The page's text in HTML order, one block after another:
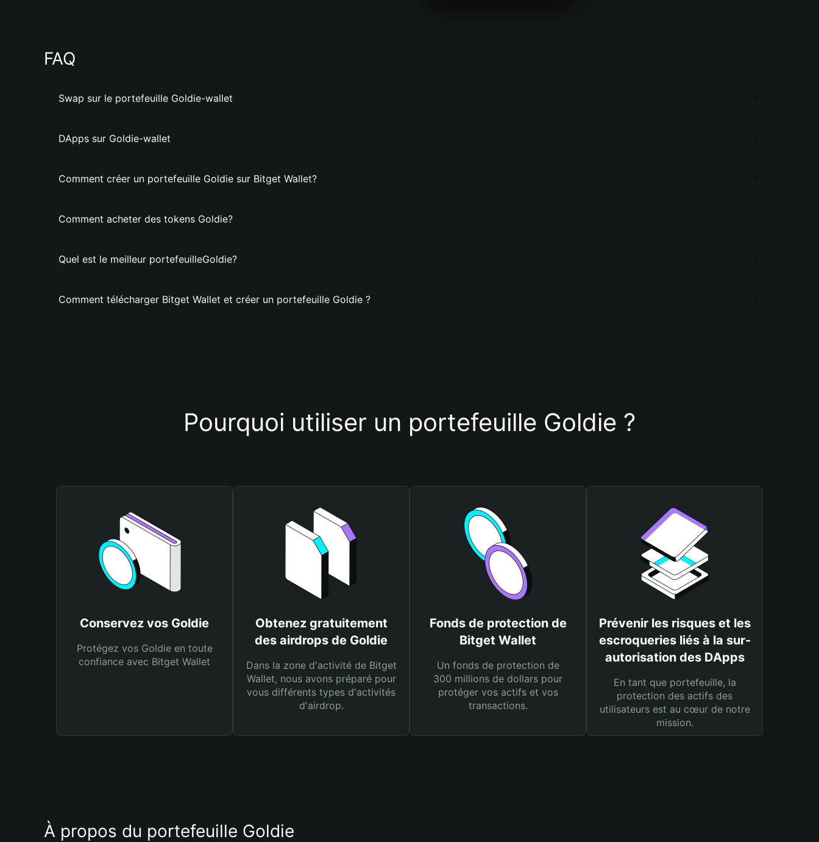
FAQ
Swap sur le portefeuille Goldie-wallet
DApps sur Goldie-wallet
Comment créer un portefeuille Goldie sur Bitget Wallet?
Comment acheter des tokens Goldie?
Quel est le meilleur portefeuilleGoldie?
Comment télécharger Bitget Wallet et créer un portefeuille Goldie ?
Pourquoi utiliser un portefeuille Goldie ?
Conservez vos Goldie
Protégez vos Goldie en toute
confiance avec Bitget Wallet
Obtenez gratuitement
des airdrops de Goldie
Dans la zone d'activité de Bitget
Wallet, nous avons préparé pour
vous différents types d'activités
d'airdrop.
Fonds de protection de
Bitget Wallet
Un fonds de protection de
300 millions de dollars pour
protéger vos actifs et vos
transactions.
Prévenir les risques et les
escroqueries liés à la sur-
autorisation des DApps
En tant que portefeuille, la
protection des actifs des
utilisateurs est au cœur de notre
mission.
À propos du portefeuille Goldie